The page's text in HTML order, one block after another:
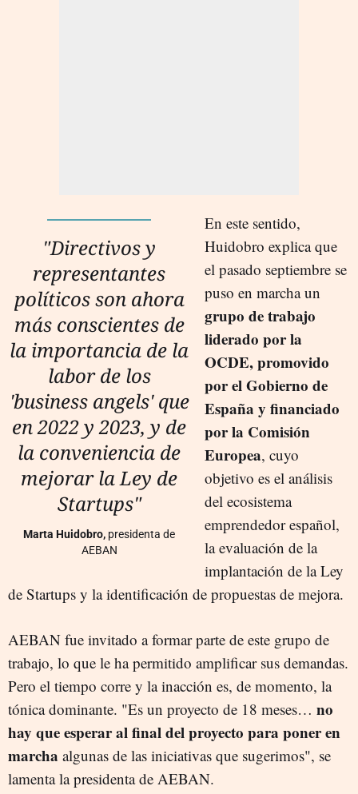
"Directivos y
representantes
políticos son ahora
más conscientes de
la importancia de la
labor de los
'business angels' que
en 2022 y 2023, y de
la conveniencia de
mejorar la Ley de
Startups"
Marta Huidobro, presidenta de
AEBAN
En este sentido,
Huidobro explica que
el pasado septiembre se
puso en marcha un
grupo de trabajo
liderado por la
OCDE, promovido
por el Gobierno de
España y financiado
por la Comisión
Europea, cuyo
objetivo es el análisis
del ecosistema
emprendedor español,
la evaluación de la
implantación de la Ley
de Startups y la identificación de propuestas de mejora.
AEBAN fue invitado a formar parte de este grupo de
trabajo, lo que le ha permitido amplificar sus demandas.
Pero el tiempo corre y la inacción es, de momento, la
tónica dominante. "Es un proyecto de 18 meses… no
hay que esperaral final del proyecto para poner en
marcha algunas de las iniciativas que sugerimos", se
lamenta la presidenta de AEBAN.